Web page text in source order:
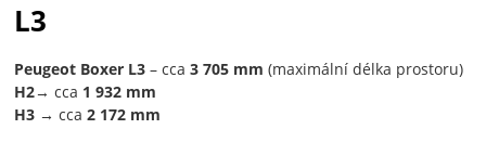
L3
Peugeot Boxer L3– cca3 705 mm (maximální délka prostoru)
H2→ cca 1 932 mm
H3 →cca2 172 mm